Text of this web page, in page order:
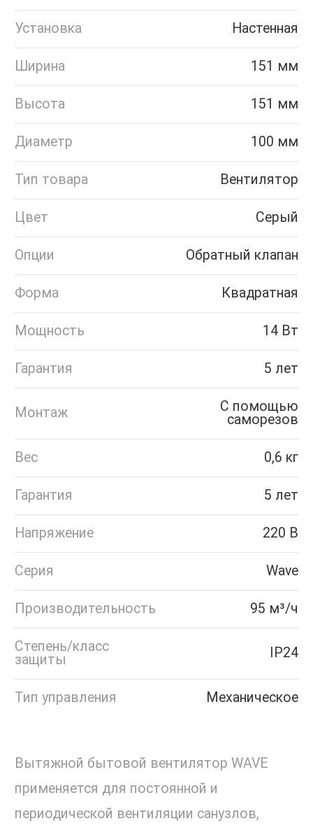
Установка Настенная
Ширина 151 мм
Высота 151 мм
Диаметр 100 мм
Тип товара Вентилятор
Цвет Серый
Опции Обратный клапан
Форма Квадратная
Мощность 14 Вт
Гарантия 5 лет
Монтаж
С помощью
саморезов
Вес 0,6 кг
Гарантия 5 лет
Напряжение 220 В
Серия Wave
Производительность 95 м³/ч
Степень/класс
защиты
IP24
Тип управления Механическое
Вытяжной бытовой вентилятор WAVE
применяется для постоянной и
периодической вентиляции санузлов,